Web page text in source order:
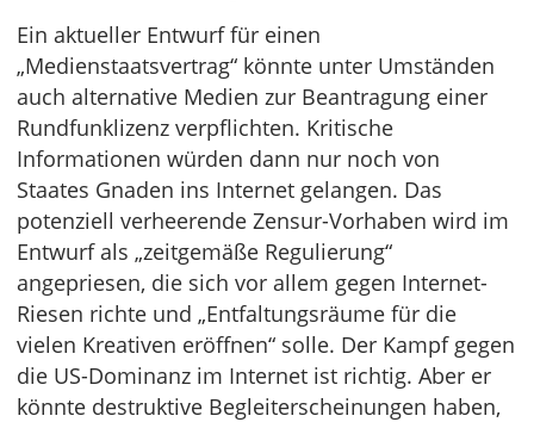
Ein aktueller Entwurf für einen
„Medienstaatsvertrag“ könnte unter Umständen
auch alternative Medien zur Beantragung einer
Rundfunklizenz verpflichten. Kritische
Informationen würden dann nur noch von
Staates Gnaden ins Internet gelangen. Das
potenziell verheerende Zensur-Vorhaben wird im
Entwurf als „zeitgemäße Regulierung“
angepriesen, die sich vor allem gegen Internet-
Riesen richte und „Entfaltungsräume für die
vielen Kreativen eröffnen“ solle. Der Kampf gegen
die US-Dominanz im Internet ist richtig. Aber er
könnte destruktive Begleiterscheinungen haben,